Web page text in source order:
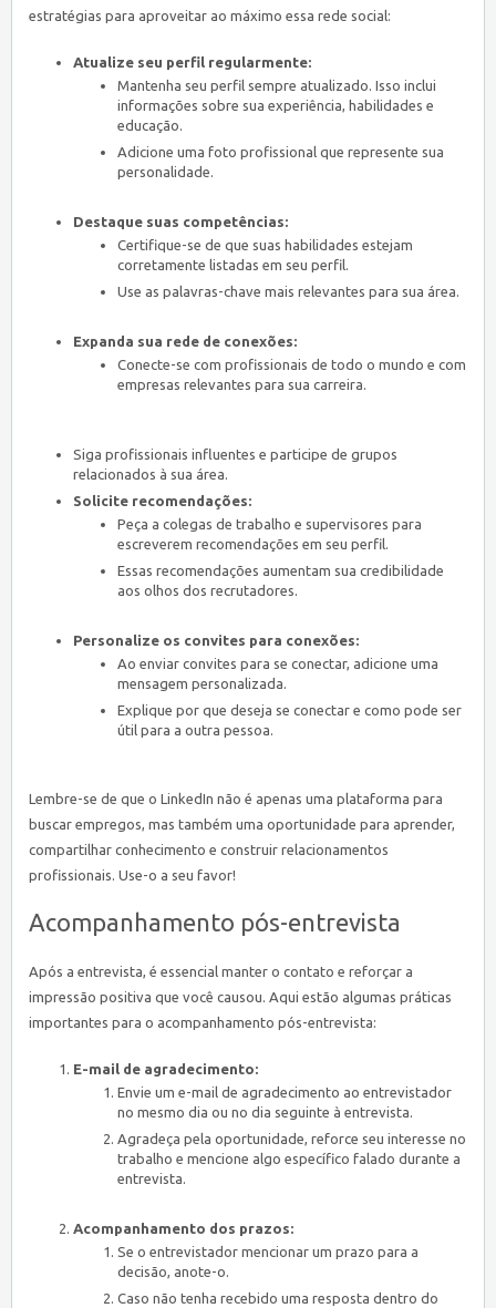
estratégias para aproveitar ao máximo essa rede social:
Atualize seu perfil regularmente:
Mantenha seu perfil sempre atualizado. Isso inclui
informações sobre sua experiência, habilidades e
educação.
Adicione uma foto profissional que represente sua
personalidade.
Destaque suas competências:
Certifique-se de que suas habilidades estejam
corretamente listadas em seu perfil.
Use as palavras-chave mais relevantes para sua área.
Expanda sua rede de conexões:
Conecte-se com profissionais de todo o mundo e com
empresas relevantes para sua carreira.
Siga profissionais influentes e participe de grupos
relacionados à sua área.
Solicite recomendações:
Peça a colegas de trabalho e supervisores para
escreverem recomendações em seu perfil.
Essas recomendações aumentam sua credibilidade
aos olhos dos recrutadores.
Personalize os convites para conexões:
Ao enviar convites para se conectar, adicione uma
mensagem personalizada.
Explique por que deseja se conectar e como pode ser
útil para a outra pessoa.
Lembre-se de que o LinkedIn não é apenas uma plataforma para
buscar empregos, mas também uma oportunidade para aprender,
compartilhar conhecimento e construir relacionamentos
profissionais. Use-o a seu favor!
Acompanhamento pós-entrevista
Após a entrevista, é essencial manter o contato e reforçar a
impressão positiva que você causou. Aqui estão algumas práticas
importantes para o acompanhamento pós-entrevista:
E-mail de agradecimento:
Envie um e-mail de agradecimento ao entrevistador
no mesmo dia ou no dia seguinte à entrevista.
Agradeça pela oportunidade, reforce seu interesse no
trabalho e mencione algo específico falado durante a
entrevista.
Acompanhamento dos prazos:
Se o entrevistador mencionar um prazo para a
decisão, anote-o.
Caso não tenha recebido uma resposta dentro do